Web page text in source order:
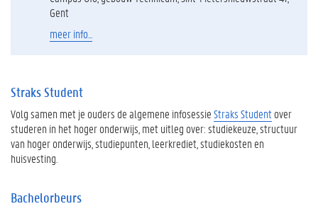
Gent
meer info...
Straks Student
Volg samen met je ouders de algemene infosessieStraks Studentover
studeren in het hoger onderwijs, met uitleg over: studiekeuze, structuur
van hoger onderwijs, studiepunten, leerkrediet, studiekosten en
huisvesting.
Bachelorbeurs